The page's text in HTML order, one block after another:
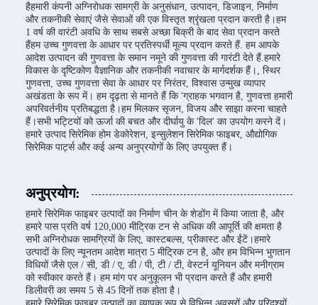
हैहमारी कंपनी अग्निरोधक सामग्री के अनुसंधान, उत्पादन, डिजाइन, निर्माण
और तकनीकी सेवाएं जैसे सेवाओं की एक विस्तृत श्रृंखला प्रदान करती है।हम
1 वर्ष की वारंटी अवधि के साथ सबसे अच्छा बिक्री के बाद सेवा प्रदान करते
हैंहम उच्च गुणवत्ता के आधार पर प्रतिस्पर्धी मूल्य प्रदान करते हैं. हम आपके
आदेश उत्पादन की गुणवत्ता के समान नमूने की गुणवत्ता की गारंटी देते हैं.हमारे
विकास के दृष्टिकोण वैज्ञानिक और तकनीकी नवाचार के मार्गदर्शक हैं।, स्थिर
गुणवत्ता, उच्च गुणवत्ता सेवा के आधार पर निरंतर, विश्वास उन्मुख व्यापार
अखंडता के रूप में। हम दृढ़ता से मानते हैं कि 'ग्राहक भगवान है, गुणवत्ता हमारी
अपरिवर्तनीय प्रतिबद्धता है।हम मिलकर सृजन, विजय और साझा करना चाहते
हैं।सभी भट्टियों को ऊर्जा की बचत और दीर्घायु के 'दिल' का उपयोग करने दें।
हमारे उत्पाद सिरेमिक होम डेकोरेशन, इन्सुलेशन सिरेमिक फाइबर, औद्योगिक
सिरेमिक पार्ट्स और कई अन्य अनुप्रयोगों के लिए उपयुक्त हैं।
अनुप्रयोग:
हमारे सिरेमिक फाइबर उत्पादों का निर्माण चीन के शेडोंग में किया जाता है, और
हमारे पास प्रति वर्ष 120,000 मीट्रिक टन से अधिक की आपूर्ति की क्षमता है
सभी अग्निरोधक सामग्रियों के लिए, कास्टबल्स, प्रीकास्ट और ईंटें।हमारे
उत्पादों के लिए न्यूनतम आदेश मात्रा 5 मीट्रिक टन है, और हम विभिन्न भुगतान
विधियों जैसे एल / सी, डी / ए, डी / पी, टी / टी, वेस्टर्न यूनियन और मनीग्राम
को स्वीकार करते हैं। हम मांग पर अनुकूलन भी प्रदान करते हैं और हमारी
डिलीवरी का समय 5 से 45 दिनों तक होता है।